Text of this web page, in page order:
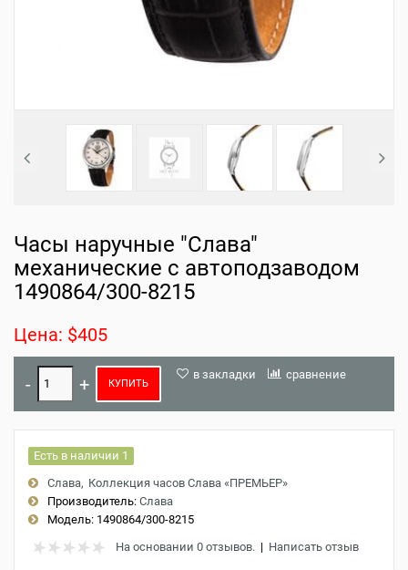
Часы наручные "Слава"
механические с автоподзаводом
1490864/300-8215
Цена: $405
КУПИТЬ
в закладки сравнение
Есть в наличии 1
Слава Коллекция часов Слава «ПРЕМЬЕР»
Производитель: Слава
Модель: 1490864/300-8215
На основании 0 отзывов. | Написать отзыв